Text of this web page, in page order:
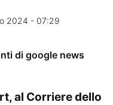
2024 - 07:29
di google news
al Corriere dello